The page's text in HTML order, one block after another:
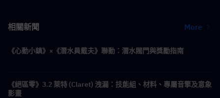
相關新聞 More
《心動小鎮》×《潛水員戴夫》聯動：潛水閥門與獎勵指南
《絕區零》3.2 萊特 (Claret) 洩漏：技能組、材料、專屬音擎及意象
影畫